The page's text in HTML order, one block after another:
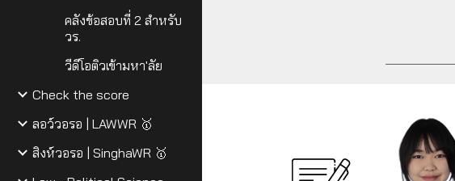
คลังข้อสอบที่ 2 สำหรับ
วร.
วีดีโอติวเข้ามหา'ลัย
Check the score
ลอว์วอรอ | LAWWR 🥇
สิงห์วอรอ | SinghaWR 🥇